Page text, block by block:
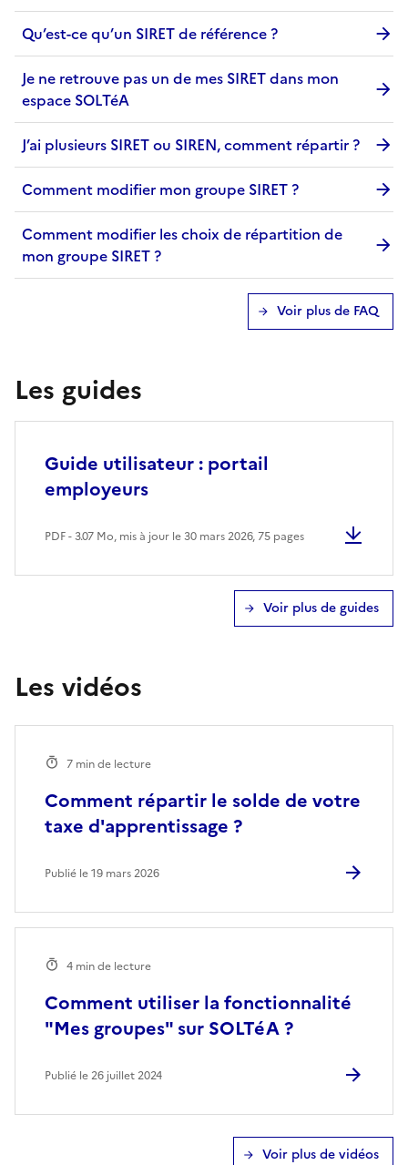
Qu’est-ce qu’un SIRET de référence ?
Je ne retrouve pas un de mes SIRET dans mon
espace SOLTéA
J’ai plusieurs SIRET ou SIREN, comment répartir ?
Comment modifier mon groupe SIRET ?
Comment modifier les choix de répartition de
mon groupe SIRET ?
Voir plus de FAQ
Les guides
Guide utilisateur : portail
employeurs
PDF - 3.07 Mo, mis à jour le 30 mars 2026, 75 pages
Voir plus de guides
Les vidéos
Comment répartir le solde de votre
taxe d'apprentissage ?
7 min de lecture
Publié le 19 mars 2026
Comment utiliser la fonctionnalité
"Mes groupes" sur SOLTéA ?
4 min de lecture
Publié le 26 juillet 2024
Voir plus de vidéos